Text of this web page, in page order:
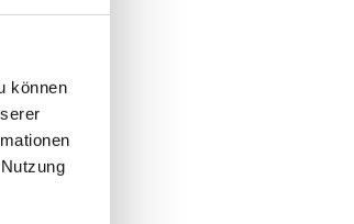
können
BAD MARIENBERG